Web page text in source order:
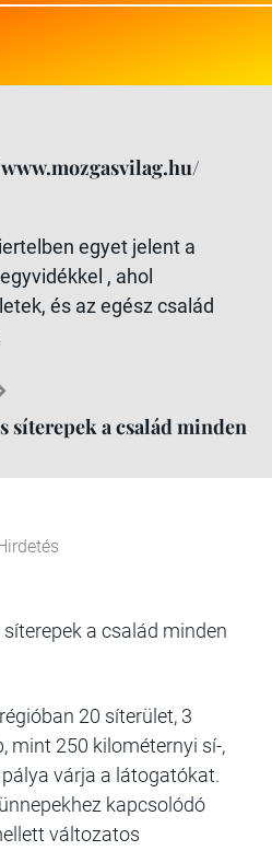
egyet jelent a
, ahol
és az egész család
síterepek a család minden
a család minden
20 síterület, 3
mint 250 kilométernyi sí-,
várja a látogatókat.
kapcsolódó
változatos